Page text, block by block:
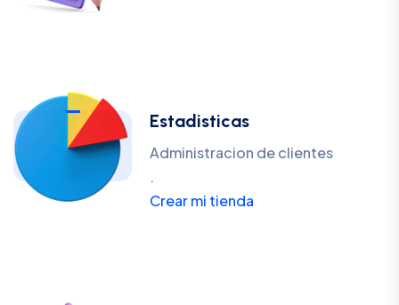
Estadisticas
Administracion de clientes
.
Crear mi tienda